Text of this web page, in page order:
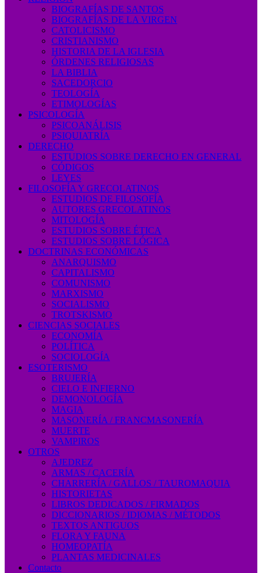
BIOGRAFÍAS DE SANTOS
BIOGRAFÍAS DE LA VIRGEN
CATOLICISMO
CRISTIANISMO
HISTORIA DE LA IGLESIA
ÓRDENES RELIGIOSAS
LA BIBLIA
SACEDORCIO
TEOLOGÍA
ETIMOLOGÍAS
PSICOLOGÍA
PSICOANÁLISIS
PSIQUIATRÍA
DERECHO
ESTUDIOS SOBRE DERECHO EN GENERAL
CÓDIGOS
LEYES
FILOSOFÍA Y GRECOLATINOS
ESTUDIOS DE FILOSOFÍA
AUTORES GRECOLATINOS
MITOLOGÍA
ESTUDIOS SOBRE ÉTICA
ESTUDIOS SOBRE LÓGICA
DOCTRINAS ECONÓMICAS
ANARQUISMO
CAPITALISMO
COMUNISMO
MARXISMO
SOCIALISMO
TROTSKISMO
CIENCIAS SOCIALES
ECONOMÍA
POLÍTICA
SOCIOLOGÍA
ESOTERISMO
BRUJERÍA
CIELO E INFIERNO
DEMONOLOGÍA
MAGIA
MASONERÍA / FRANCMASONERÍA
MUERTE
VAMPIROS
OTROS
AJEDREZ
ARMAS / CACERÍA
CHARRERÍA / GALLOS / TAUROMAQUIA
HISTORIETAS
LIBROS DEDICADOS / FIRMADOS
DICCIONARIOS / IDIOMAS / MÉTODOS
TEXTOS ANTIGUOS
FLORA Y FAUNA
HOMEOPATÍA
PLANTAS MEDICINALES
Contacto